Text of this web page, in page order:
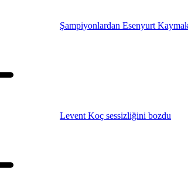
Şampiyonlardan Esenyurt
Levent Koç sessizliğini bozdu